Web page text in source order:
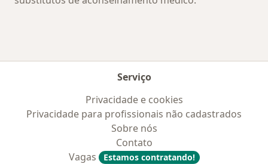
Serviço
Privacidade e cookies
Privacidade para profissionais não cadastrados
Sobre nós
Contato
Vagas
Estamos contratando!